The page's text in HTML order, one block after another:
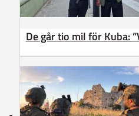
De går tio mil för Kuba: